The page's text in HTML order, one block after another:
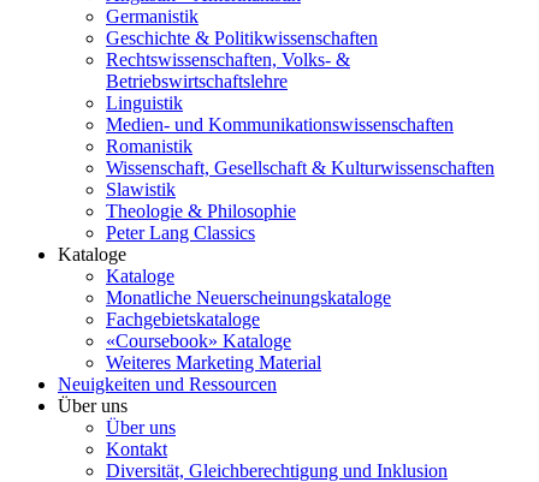
Germanistik
Geschichte & Politikwissenschaften
Rechtswissenschaften, Volks- &
Betriebswirtschaftslehre
Linguistik
Medien- und Kommunikationswissenschaften
Romanistik
Wissenschaft, Gesellschaft & Kulturwissenschaften
Slawistik
Theologie & Philosophie
Peter Lang Classics
Kataloge
Kataloge
Monatliche Neuerscheinungskataloge
Fachgebietskataloge
«Coursebook» Kataloge
Weiteres Marketing Material
Neuigkeiten und Ressourcen
Über uns
Über uns
Kontakt
Diversität, Gleichberechtigung und Inklusion